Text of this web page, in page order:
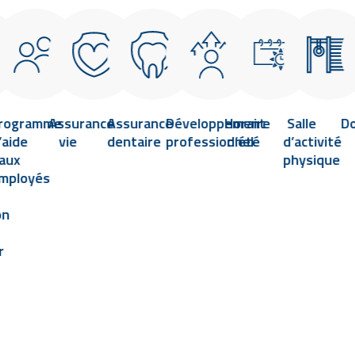
Assurance
vie
Assurance
dentaire
Développement
professionnel
Horaire
d’été
Salle
d’activité
physique